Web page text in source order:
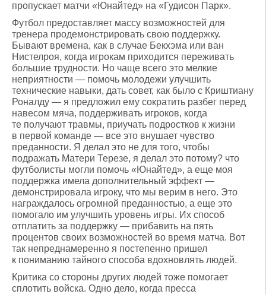
пропускает матчи «Юнайтед» на «Гудисон Парк».
Футбол предоставляет массу возможностей для
тренера продемонстрировать свою поддержку.
Бывают времена, как в случае Бекхэма или ван
Нистелроя, когда игрокам приходится переживать
большие трудности. Но чаще всего это мелкие
неприятности — помочь молодежи улучшить
технические навыки, дать совет, как было с Криштиану
Роналду — я предложил ему сократить разбег перед
навесом мяча, поддерживать игроков, когда
те получают травмы, приучать подростков к жизни
в первой команде — все это внушает чувство
преданности. Я делал это не для того, чтобы
подражать Матери Терезе, я делал это потому? что
футболисты могли помочь «Юнайтед», а еще моя
поддержка имела дополнительный эффект —
демонстрировала игроку, что мы верим в него. Это
награждалось огромной преданностью, а еще это
помогало им улучшить уровень игры. Их способ
отплатить за поддержку — прибавить на пять
процентов своих возможностей во время матча. Вот
так непреднамеренно я постепенно пришел
к пониманию тайного способа вдохновлять людей.
Критика со стороны других людей тоже помогает
сплотить войска. Одно дело, когда пресса